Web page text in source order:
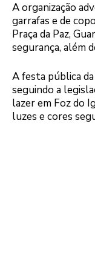
A organização
garrafas e de
Praça da Paz,
segurança, além
A festa pública
seguindo a
lazer em Foz do
luzes e cores